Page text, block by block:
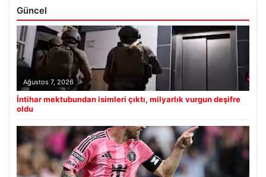
Güncel
Ağustos 7, 2026
İntihar mektubundan isimleri çıktı, milyarlık vurgun deşifre
oldu